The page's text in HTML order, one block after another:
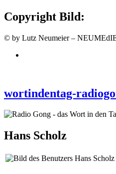
Copyright Bild:
© by Lutz Neumeier –
wortindentag-
Hans Scholz